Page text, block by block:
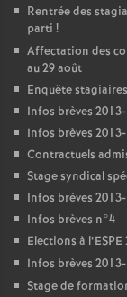
Rentrée des
parti !
Affectation des
au 29 août
Enquête
Infos brèves
Infos brèves
Contractuels
Stage syndical
Infos brèves
Infos brèves n°4
Elections à l’ESPE
Infos brèves
Stage de